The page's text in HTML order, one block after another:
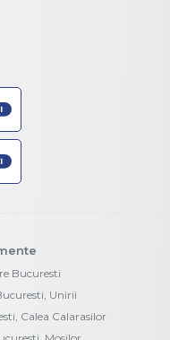
Bucuresti
Unirii
Calea Calarasilor